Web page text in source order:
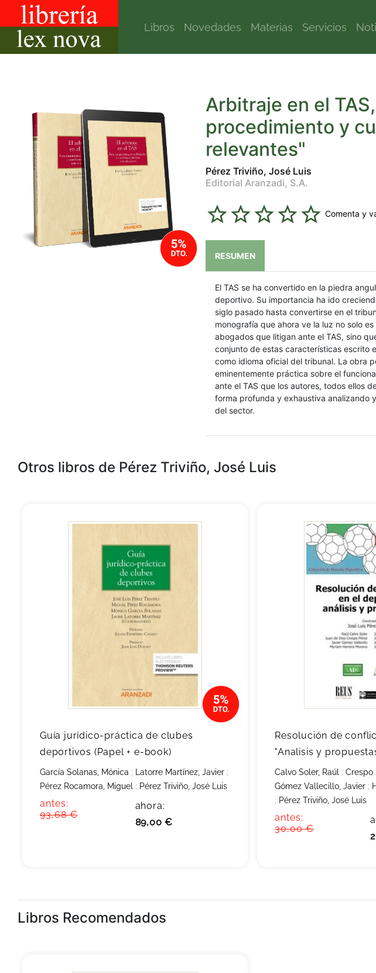
Libros Novedades Materias Servicios
Arbitraje en el
procedimiento y
relevantes"
Pérez Triviño, José Luis
Editorial Aranzadi, S.A.
Comenta y
RESUMEN
El TAS se ha convertido en la piedra
deportivo. Su importancia ha ido
siglo pasado hasta convertirse en el
monografía que ahora ve la luz no solo
abogados que litigan ante el TAS, sino
conjunto de estas características escrito
como idioma oficial del tribunal. La obra
eminentemente práctica sobre el
ante el TAS que los autores, todos ellos
forma profunda y exhaustiva analizando
del sector.
Otros libros de Pérez Triviño, José Luis
Guía jurídico-práctica de clubes
deportivos (Papel + e-book)
García Solanas, Mónica ; Latorre Martínez, Javier ;
Pérez Rocamora, Miguel ; Pérez Triviño, José Luis
antes:
93,68 €
ahora:
89,00 €
Resolución de
"Analisis y
Calvo Soler, Raúl ;Crespo
Gómez Vallecillo, Javier ;
; Pérez Triviño, José Luis
antes:
30,00 €
Libros Recomendados